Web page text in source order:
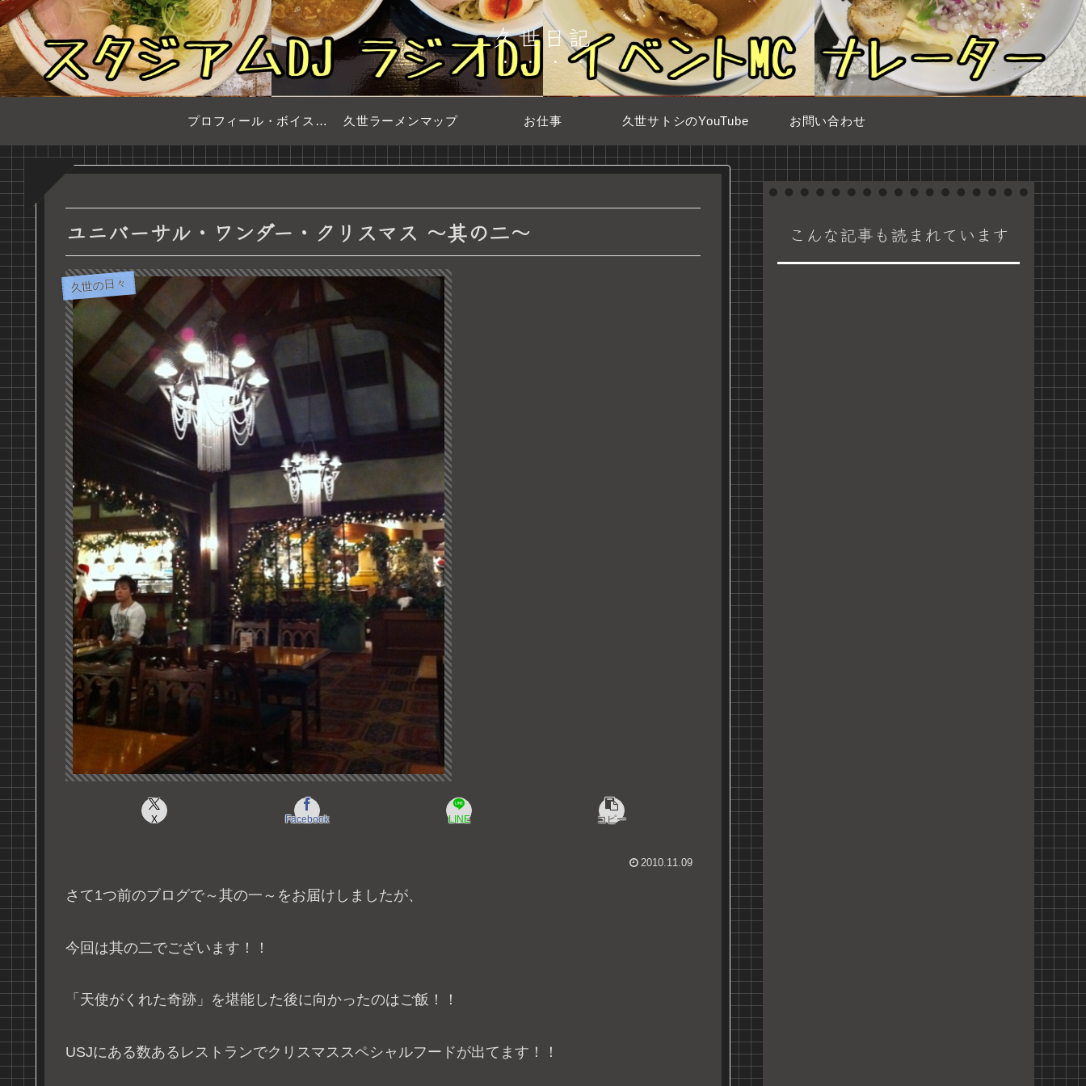
久世日記
プロフィール・ボイスサンプル 久世ラーメンマップ お仕事 久世サトシのYouTube お問い合わせ
ユニバーサル・ワンダー・クリスマス ～其の二～
久世の日々
X Facebook LINE コピー
2010.11.09
さて1つ前のブログで～其の一～をお届けしましたが、
今回は其の二でございます！！
「天使がくれた奇跡」を堪能した後に向かったのはご飯！！
USJにある数あるレストランでクリスマススペシャルフードが出てます！！
こんな記事も読まれています